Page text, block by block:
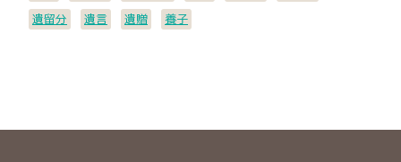
遺留分
遺言 遺贈 養子